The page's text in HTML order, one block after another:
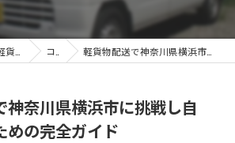
コラム 軽貨物配送で神奈川県横浜市に挑戦し自立を目指すための完全ガイド
神奈川県横浜市に挑戦し自
めの完全ガイド